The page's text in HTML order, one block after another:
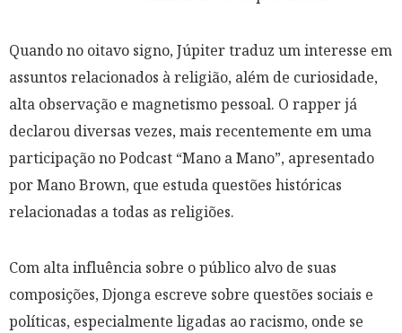
Quando no oitavo signo, Júpiter traduz um interesse em
assuntos relacionados à religião, além de curiosidade,
alta observação e magnetismo pessoal. O rapper já
declarou diversas vezes, mais recentemente em uma
participação no Podcast “Mano a Mano”, apresentado
por Mano Brown, que estuda questões históricas
relacionadas a todas as religiões.
Com alta influência sobre o público alvo de suas
composições, Djonga escreve sobre questões sociais e
políticas, especialmente ligadas ao racismo, onde se